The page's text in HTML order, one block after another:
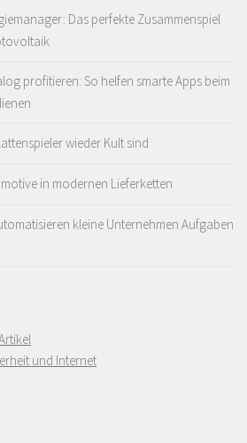
Das perfekte Zusammenspiel
profitieren: So helfen smarte Apps beim
wieder Kult sind
in modernen Lieferketten
kleine Unternehmen Aufgaben
und Internet